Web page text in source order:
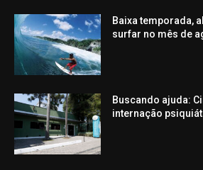
Baixa temporada,
surfar no mês de
Buscando ajuda:
internação